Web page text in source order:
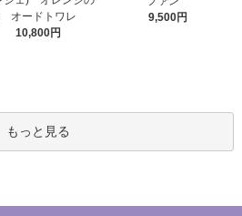
オードトワレ
10,800円
9,500円
もっと見る